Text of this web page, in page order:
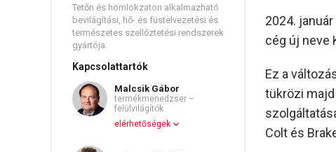
Tetőn és homlokzaton alkalmazható
bevilágítási, hő- és füstelvezetési és
természetes szellőztetési rendszerek
gyártója.
Kapcsolattartók
Malcsik Gábor
termékmenedzser –
felülvilágítók
elérhetőségek
2024.
cég új neve
Ez a
tükrözi
Colt és